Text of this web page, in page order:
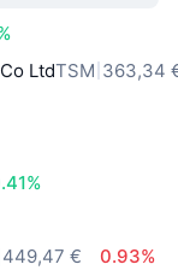
LtdTSM 363,34
449,47 €
0.93%